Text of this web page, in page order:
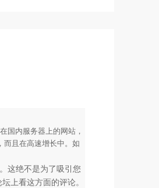
在国内服务器上的网站，
而且在高速增长中。如
这绝不是为了吸引您
上看这方面的评论。